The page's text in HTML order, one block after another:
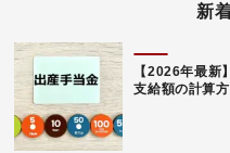
新
【2026年最新
支給額の計算